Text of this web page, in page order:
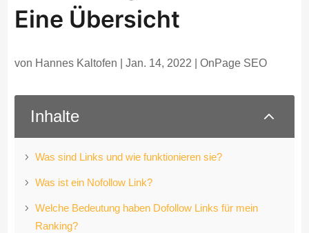
Eine Übersicht
von Hannes Kaltofen |Jan. 14, 2022 |OnPage SEO
Inhalte 2
Was sind Links und wie funktionieren sie?
Was ist ein Nofollow Link?
Welche Bedeutung haben Dofollow Links für mein
Ranking?